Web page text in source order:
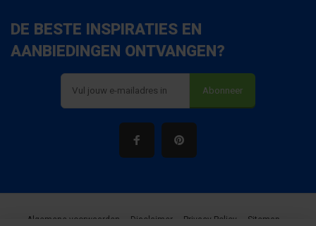
DE BESTE INSPIRATIES EN
AANBIEDINGEN ONTVANGEN?
Abonneer
Algemene voorwaarden Disclaimer Privacy Policy Sitemap